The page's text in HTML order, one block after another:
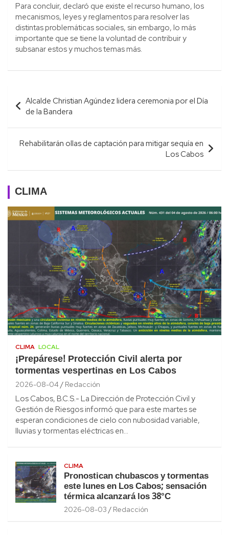
Para concluir, declaró que existe el recurso humano, los
mecanismos, leyes y reglamentos para resolver las
distintas problemáticas sociales, sin embargo, lo más
importante que se tiene la voluntad de contribuir y
subsanar estos y muchos temas más.
Navegación
de
entradas
Alcalde Christian Agúndez lidera ceremonia por el Día
de la Bandera
Rehabilitarán ollas de captación para mitigar sequía en
Los Cabos
CLIMA
CLIMA LOCAL
¡Prepárese! Protección Civil alerta por
tormentas vespertinas en Los Cabos
2026-08-04 Redacción
Los Cabos, B.C.S.- La Dirección de Protección Civil y
Gestión de Riesgos informó que para este martes se
esperan condiciones de cielo con nubosidad variable,
lluvias y tormentas eléctricas en…
CLIMA
Pronostican chubascos y tormentas
este lunes en Los Cabos; sensación
térmica alcanzará los 38°C
2026-08-03 Redacción